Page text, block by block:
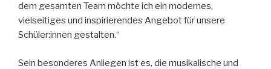
dem gesamten Team möchte ich ein modernes,
vielseitiges und inspirierendes Angebot für unsere
Schüler:innen gestalten.“
Sein besonderes Anliegen ist es, die musikalische und